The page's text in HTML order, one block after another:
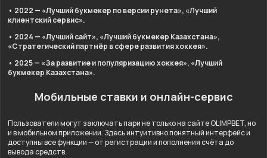
• 2022 — «Лучший букмекер по версии рунета», «Лучший
клиентский сервис».
• 2024 — «Лучший сайт», «Лучший букмекер Казахстана»,
«Стратегический партнёр в сфере развития хоккея».
• 2025 — «За развитие и популяризацию хоккея», «Лучший
букмекер Казахстана».
Мобильные ставки и онлайн-сервис
Пользователи могут заключать пари не только на сайте OLIMPBET, но
и в мобильном приложении. Здесь интуитивно понятный интерфейс и
доступны все функции — от регистрации и пополнения счёта до
вывода средств.